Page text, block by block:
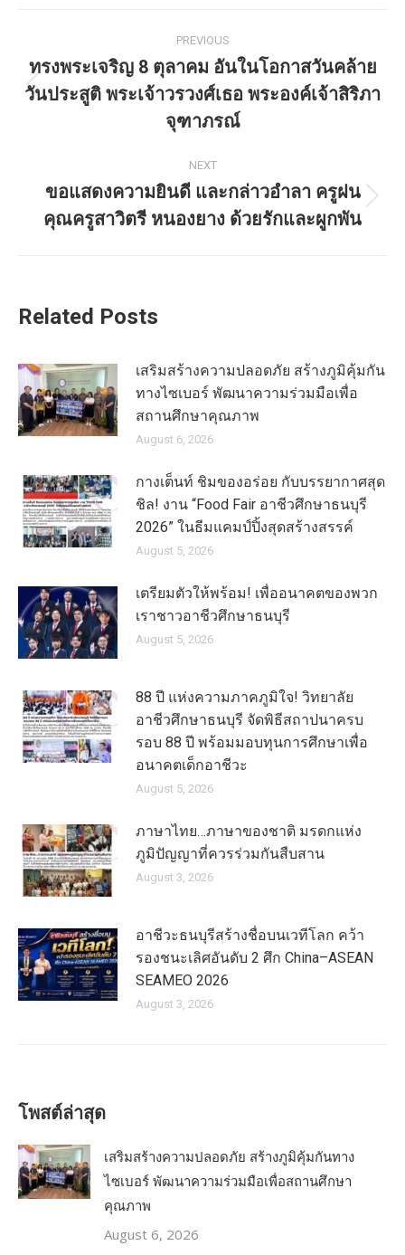
PREVIOUS
ทรงพระเจริญ 8 ตุลาคม อันในโอกาสวันคล้าย
วันประสูติ พระเจ้าวรวงศ์เธอ พระองค์เจ้าสิริภา
จุฑาภรณ์
NEXT
ขอแสดงความยินดี และกล่าวอำลา ครูฝน
คุณครูสาวิตรี หนองยาง ด้วยรักและผูกพัน
Related Posts
เสริมสร้างความปลอดภัย สร้างภูมิคุ้มกัน
ทางไซเบอร์ พัฒนาความร่วมมือเพื่อ
สถานศึกษาคุณภาพ
August 6, 2026
กางเต็นท์ ชิมของอร่อย กับบรรยากาศสุด
ชิล! งาน “Food Fair อาชีวศึกษาธนบุรี
2026” ในธีมแคมป์ปิ้งสุดสร้างสรรค์
August 5, 2026
เตรียมตัวให้พร้อม! เพื่ออนาคตของพวก
เราชาวอาชีวศึกษาธนบุรี
August 5, 2026
88 ปี แห่งความภาคภูมิใจ! วิทยาลัย
อาชีวศึกษาธนบุรี จัดพิธีสถาปนาครบ
รอบ 88 ปี พร้อมมอบทุนการศึกษาเพื่อ
อนาคตเด็กอาชีวะ
August 5, 2026
ภาษาไทย…ภาษาของชาติ มรดกแห่ง
ภูมิปัญญาที่ควรร่วมกันสืบสาน
August 3, 2026
อาชีวะธนบุรีสร้างชื่อบนเวทีโลก คว้า
รองชนะเลิศอันดับ 2 ศึก China–ASEAN
SEAMEO 2026
August 3, 2026
โพสต์ล่าสุด
เสริมสร้างความปลอดภัย สร้างภูมิคุ้มกันทาง
ไซเบอร์ พัฒนาความร่วมมือเพื่อสถานศึกษา
คุณภาพ
August 6, 2026